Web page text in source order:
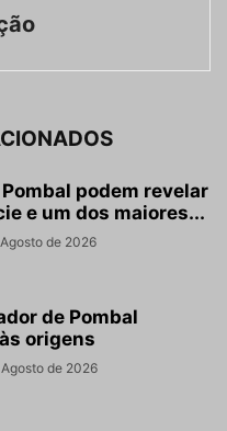
podem revelar
e um dos maiores...
de 2026
de Pombal
origens
de 2026